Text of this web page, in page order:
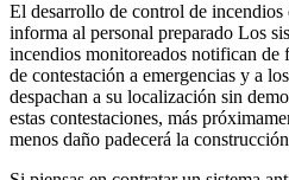
El desarrollo de control de incendios
informa al personal preparado Los
incendios monitoreados notifican de
de contestación a emergencias y a
despachan a su localización sin
estas contestaciones, más
menos daño padecerá la